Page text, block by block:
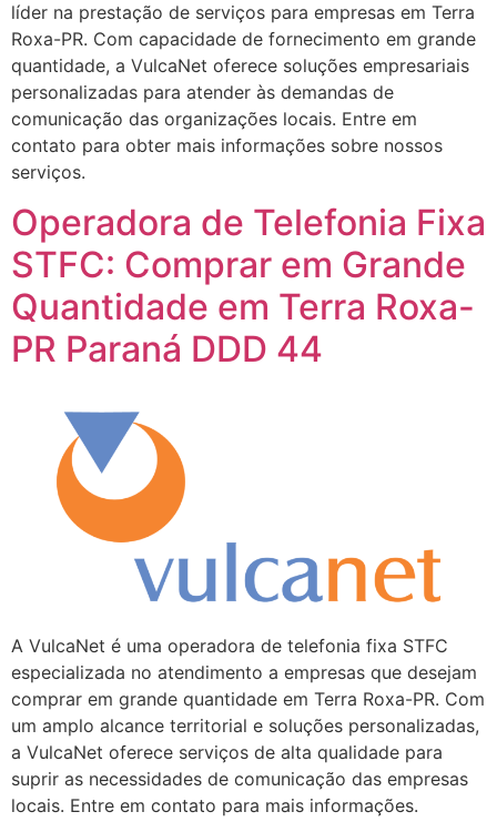
líder na prestação de serviços para empresas em Terra
Roxa-PR. Com capacidade de fornecimento em grande
quantidade, a VulcaNet oferece soluções empresariais
personalizadas para atender às demandas de
comunicação das organizações locais. Entre em
contato para obter mais informações sobre nossos
serviços.
Operadora de Telefonia Fixa
STFC: Comprar em Grande
Quantidade em Terra Roxa-
PR Paraná DDD 44
A VulcaNet é uma operadora de telefonia fixa STFC
especializada no atendimento a empresas que desejam
comprar em grande quantidade em Terra Roxa-PR. Com
um amplo alcance territorial e soluções personalizadas,
a VulcaNet oferece serviços de alta qualidade para
suprir as necessidades de comunicação das empresas
locais. Entre em contato para mais informações.